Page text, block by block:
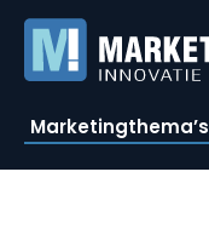
Marketingthema’s